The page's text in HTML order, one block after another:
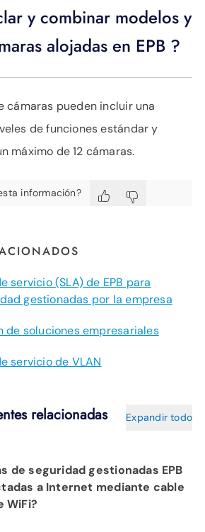
y combinar modelos y
alojadas en EPB ?
cámaras pueden incluir una
de funciones estándar y
máximo de 12 cámaras.
información?
servicio (SLA) de EPB para
gestionadas por la empresa
de soluciones empresariales
servicio de VLAN
relacionadas Expandir todo
de seguridad gestionadas EPB
a Internet mediante cable
WiFi?